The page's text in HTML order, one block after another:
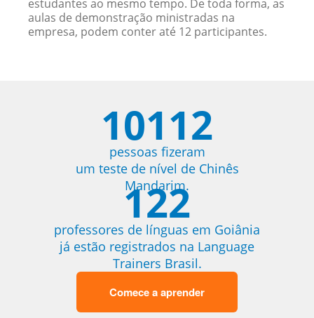
estudantes ao mesmo tempo. De toda forma, as
aulas de demonstração ministradas na
empresa, podem conter até 12 participantes.
10112
pessoas fizeram
um teste de nível de Chinês
Mandarim.
122
professores de línguas em Goiânia
já estão registrados na Language
Trainers Brasil.
Comece a aprender